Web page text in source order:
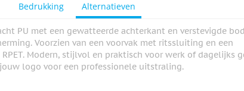
Bedrukking Alternatieven
PU met een gewatteerde achterkant en verstevigde
Voorzien van een voorvak met ritssluiting en een
Modern, stijlvol en praktisch voor werk of dagelijks
logo voor een professionele uitstraling.